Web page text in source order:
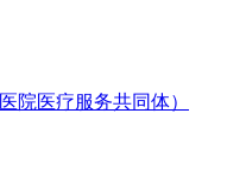
院医疗服务共同体）